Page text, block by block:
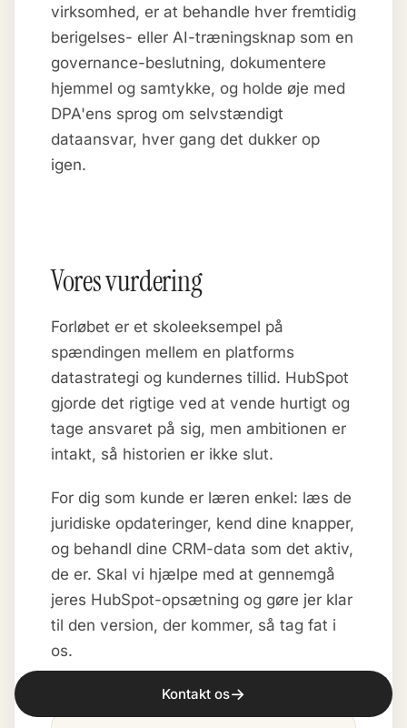
virksomhed, er at behandle hver fremtidig
berigelses- eller AI-træningsknap som en
governance-beslutning, dokumentere
hjemmel og samtykke, og holde øje med
DPA'ens sprog om selvstændigt
dataansvar, hver gang det dukker op
igen.
Vores vurdering
Forløbet er et skoleeksempel på
spændingen mellem en platforms
datastrategi og kundernes tillid. HubSpot
gjorde det rigtige ved at vende hurtigt og
tage ansvaret på sig, men ambitionen er
intakt, så historien er ikke slut.
For dig som kunde er læren enkel: læs de
juridiske opdateringer, kend dine knapper,
og behandl dine CRM-data som det aktiv,
de er. Skal vi hjælpe med at gennemgå
jeres HubSpot-opsætning og gøre jer klar
til den version, der kommer, så tag fat i
os.
Kontakt os→